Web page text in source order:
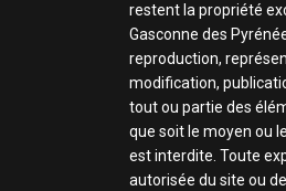
restent la propriété
Gasconne des
reproduction,
modification,
tout ou partie des
que soit le moyen ou
est interdite. Toute
autorisée du site ou